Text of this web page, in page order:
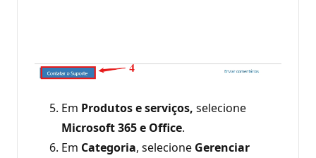
Em Produtos e serviços, selecione
Microsoft 365 e Office.
Em Categoria, selecione Gerenciar